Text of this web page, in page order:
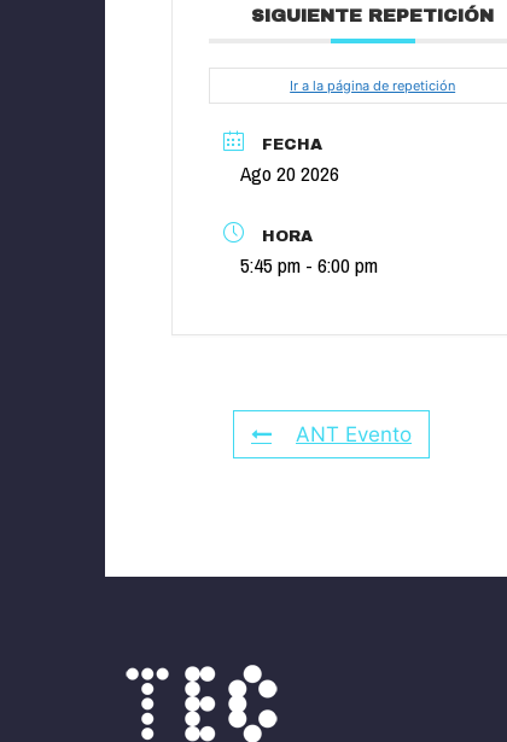
SIGUIENTE REPETICIÓN
Ir a la página de repetición
FECHA
Ago 20 2026
HORA
5:45 pm - 6:00 pm
ANT Evento